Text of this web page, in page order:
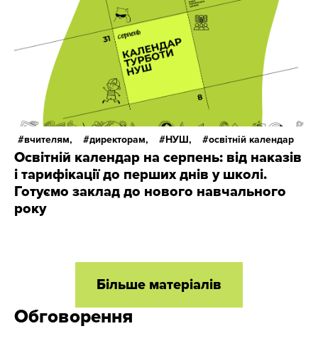
вчителям, директорам, НУШ, освітній календар
Освітній календар на серпень: від наказів
і тарифікації до перших днів у школі.
Готуємо заклад до нового навчального
року
Більше матеріалів
Обговорення